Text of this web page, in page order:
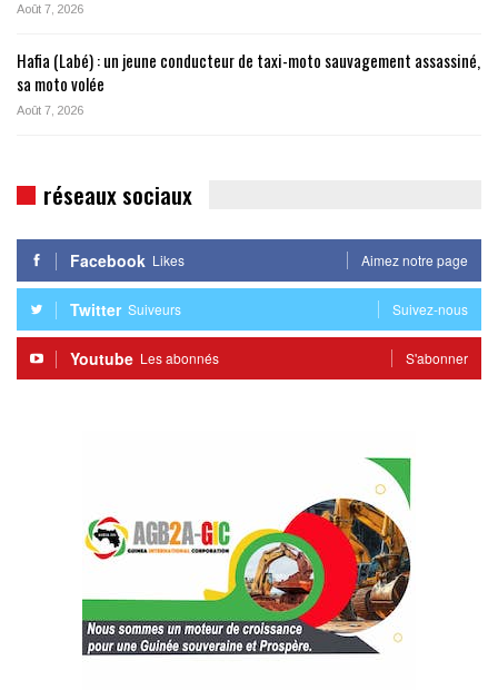
Août 7, 2026
Hafia (Labé) : un jeune conducteur de taxi-moto sauvagement assassiné,
sa moto volée
Août 7, 2026
réseaux sociaux
Facebook Likes Aimez notre page
Twitter Suiveurs Suivez-nous
Youtube Les abonnés S'abonner